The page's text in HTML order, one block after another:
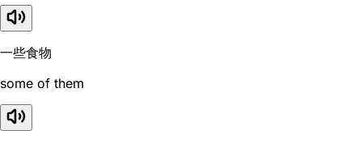
一些食物
some of them